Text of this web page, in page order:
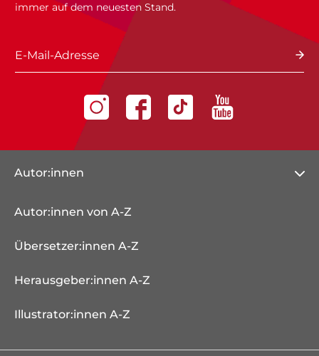
immer auf dem neuesten Stand.
E-Mail-Adresse
Autor:innen
Autor:innen von A-Z
Übersetzer:innen A-Z
Herausgeber:innen A-Z
Illustrator:innen A-Z